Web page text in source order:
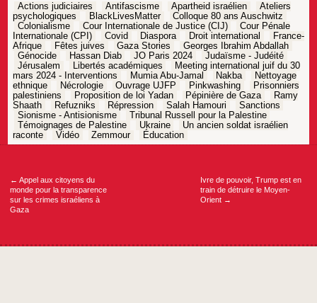
Actions judiciaires Antifascisme Apartheid israélien
Ateliers
psychologiques
BlackLivesMatter
Colloque 80 ans Auschwitz
Colonialisme
Cour Internationale de Justice (CIJ)
Cour Pénale
Internationale (CPI)
Covid Diaspora Droit international
France-
Afrique
Fêtes juives Gaza Stories
Georges Ibrahim Abdallah
Génocide
Hassan Diab JO Paris 2024
Judaïsme - Judéité
Jérusalem
Libertés académiques
Meeting international juif du 30
mars 2024 - Interventions
Mumia Abu-Jamal Nakba
Nettoyage
ethnique
Nécrologie Ouvrage UJFP Pinkwashing
Prisonniers
palestiniens
Proposition de loi Yadan Pépinière de Gaza
Ramy
Shaath
Refuzniks Répression Salah Hamouri
Sanctions
Sionisme - Antisionisme
Tribunal Russell pour la Palestine
Témoignages de Palestine
Ukraine
Un ancien soldat israélien
raconte
Vidéo Zemmour Éducation
Navigation
← Appel aux citoyens du
monde pour la transparence
sur les crimes israéliens à
Gaza
Ivre de pouvoir, Trump est en
train de détruire le Moyen-
Orient →